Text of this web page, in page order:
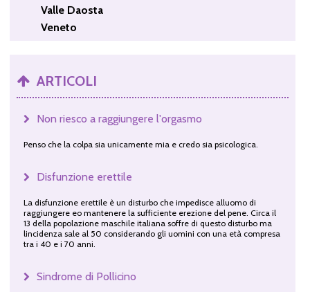
Valle Daosta
Veneto
ARTICOLI
Non riesco a raggiungere l'orgasmo
Penso che la colpa sia unicamente mia e credo sia psicologica.
Disfunzione erettile
La disfunzione erettile è un disturbo che impedisce alluomo di
raggiungere eo mantenere la sufficiente erezione del pene. Circa il
13 della popolazione maschile italiana soffre di questo disturbo ma
lincidenza sale al 50 considerando gli uomini con una età compresa
tra i 40 e i 70 anni.
Sindrome di Pollicino